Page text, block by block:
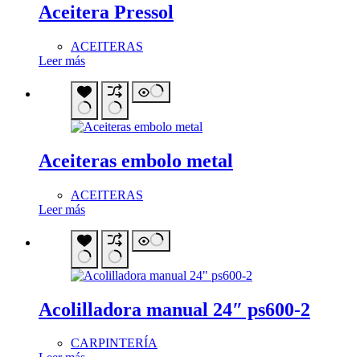
Aceitera Pressol
ACEITERAS
Leer más
Aceiteras embolo metal
ACEITERAS
Leer más
Acolilladora manual 24″ ps600-2
CARPINTERÍA